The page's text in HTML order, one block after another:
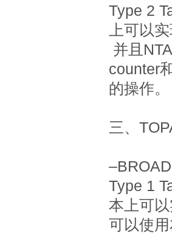
Type 2
上可以
并且
counter
的操作。
三、
Type 1
本上可
可以使